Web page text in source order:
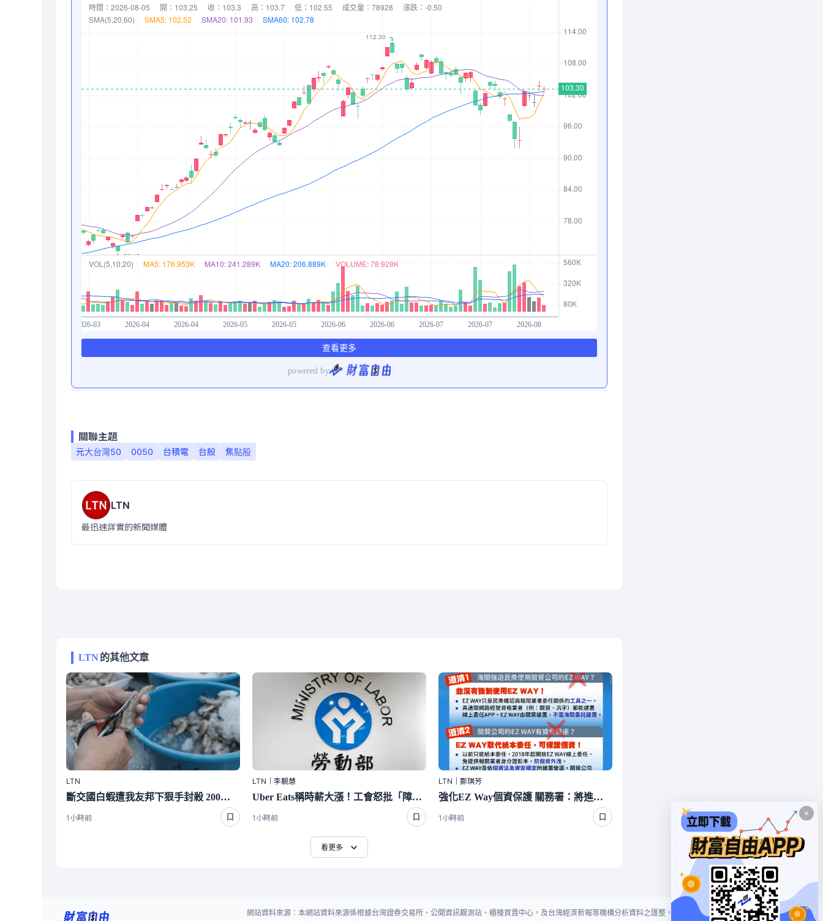
關聯主題
元大台灣50 0050 台積電 台股 焦點股
LTN
最迅速詳實的新聞媒體
LTN的其他文章
LTN
斷交國白蝦遭我友邦下狠手封殺 200萬磅出口量全歸零嚇崩了
1小時前
LTN｜李靚慧
Uber Eats稱時薪大漲！工會怒批「障眼法」 勞動部晚間定調：確實違法
1小時前
LTN｜鄭琪芳
強化EZ Way個資保護 關務署：將進行實地查核
1小時前
看更多
網站資料來源：本網站資料來源係根據台灣證券交易所、公開資訊觀測站、櫃檯買賣中心，及台灣經濟新報等機構分析資料之匯整，本網站對投資人買賣不作任何建議或暗